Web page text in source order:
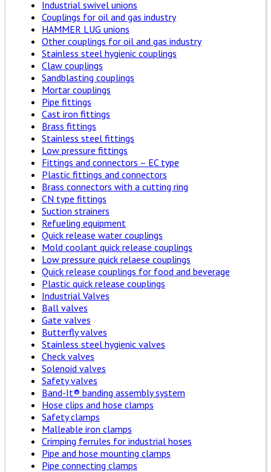
Industrial swivel unions
Couplings for oil and gas industry
HAMMER LUG unions
Other couplings for oil and gas industry
Stainless steel hygienic couplings
Claw couplings
Sandblasting couplings
Mortar couplings
Pipe fittings
Cast iron fittings
Brass fittings
Stainless steel fittings
Low pressure fittings
Fittings and connectors – EC type
Plastic fittings and connectors
Brass connectors with a cutting ring
CN type fittings
Suction strainers
Refueling equipment
Quick release water couplings
Mold coolant quick release couplings
Low pressure quick relaese couplings
Quick release couplings for food and beverage
Plastic quick release couplings
Industrial Valves
Ball valves
Gate valves
Butterfly valves
Stainless steel hygienic valves
Check valves
Solenoid valves
Safety valves
Band-It® banding assembly system
Hose clips and hose clamps
Safety clamps
Malleable iron clamps
Crimping ferrules for industrial hoses
Pipe and hose mounting clamps
Pipe connecting clamps